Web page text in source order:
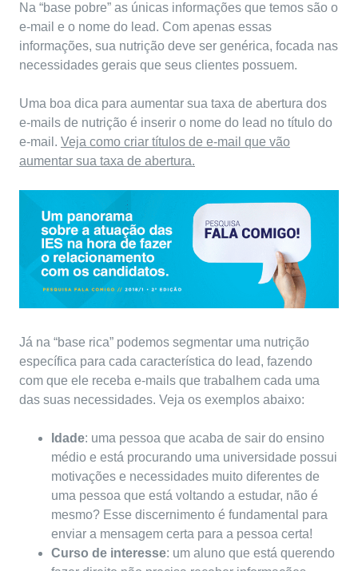
Na “base pobre” as únicas informações que temos são o
e-mail e o nome do lead. Com apenas essas
informações, sua nutrição deve ser genérica, focada nas
necessidades gerais que seus clientes possuem.
Uma boa dica para aumentar sua taxa de abertura dos
e-mails de nutrição é inserir o nome do lead no título do
e-mail. Veja como criar títulos de e-mail que vão
aumentar sua taxa de abertura.
Já na “base rica” podemos segmentar uma nutrição
específica para cada característica do lead, fazendo
com que ele receba e-mails que trabalhem cada uma
das suas necessidades. Veja os exemplos abaixo:
Idade: uma pessoa que acaba de sair do ensino
médio e está procurando uma universidade possui
motivações e necessidades muito diferentes de
uma pessoa que está voltando a estudar, não é
mesmo? Esse discernimento é fundamental para
enviar a mensagem certa para a pessoa certa!
Curso de interesse: um aluno que está querendo